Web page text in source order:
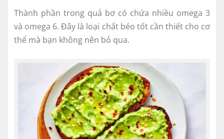
Thành phần trong quả bơ có chứa nhiều omega 3
và omega 6. Đây là loại chất béo tốt cần thiết cho cơ
thể mà bạn không nên bỏ qua.